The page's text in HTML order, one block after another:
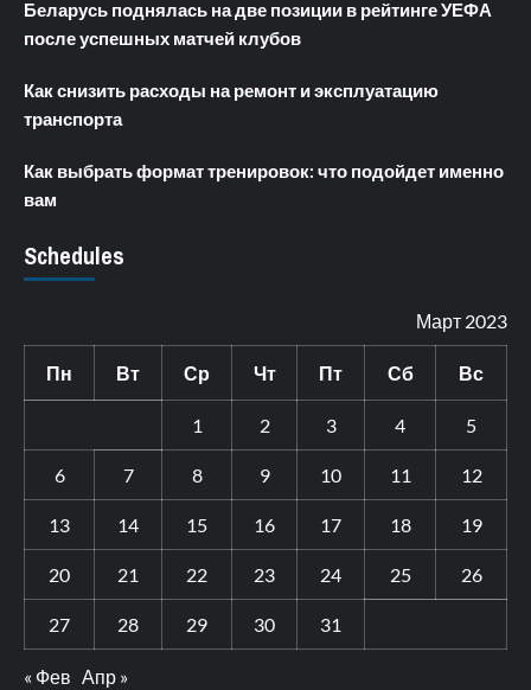
Беларусь поднялась на две позиции в рейтинге УЕФА
после успешных матчей клубов
Как снизить расходы на ремонт и эксплуатацию
транспорта
Как выбрать формат тренировок: что подойдет именно
вам
Schedules
Март 2023
Пн Вт Ср Чт Пт Сб Вс
1 2 3 4 5
6 7 8 9 10 11 12
13 14 15 16 17 18 19
20 21 22 23 24 25 26
27 28 29 30 31
« Фев Апр »